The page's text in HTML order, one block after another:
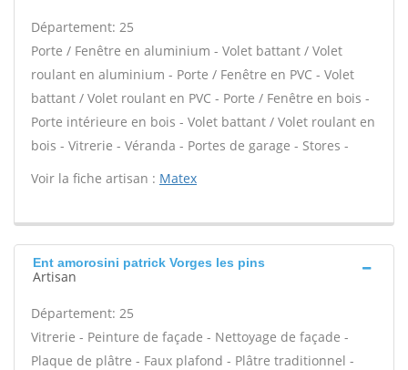
Département: 25
Porte / Fenêtre en aluminium - Volet battant / Volet
roulant en aluminium - Porte / Fenêtre en PVC - Volet
battant / Volet roulant en PVC - Porte / Fenêtre en bois -
Porte intérieure en bois - Volet battant / Volet roulant en
bois - Vitrerie - Véranda - Portes de garage - Stores -
Voir la fiche artisan : Matex
Ent amorosini patrick Vorges les pins
Artisan
Département: 25
Vitrerie - Peinture de façade - Nettoyage de façade -
Plaque de plâtre - Faux plafond - Plâtre traditionnel -